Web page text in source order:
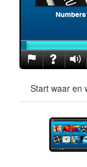
Start waar en